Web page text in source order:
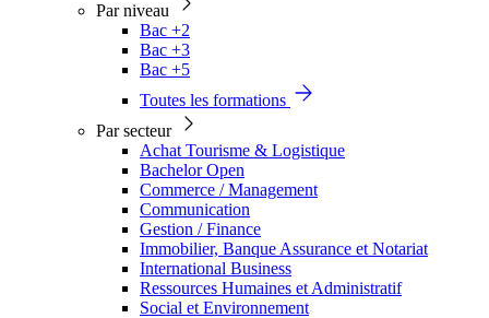
Par niveau
Bac +2
Bac +3
Bac +5
Toutes les formations
Par secteur
Achat Tourisme & Logistique
Bachelor Open
Commerce / Management
Communication
Gestion / Finance
Immobilier, Banque Assurance et Notariat
International Business
Ressources Humaines et Administratif
Social et Environnement